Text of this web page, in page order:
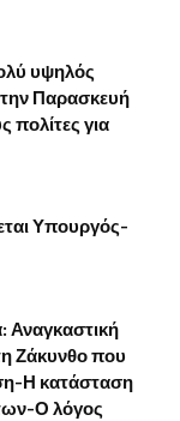
υψηλός
Παρασκευή
για
Υπουργός-
Αναγκαστική
Ζάκυνθο που
Η κατάσταση
Ο λόγος